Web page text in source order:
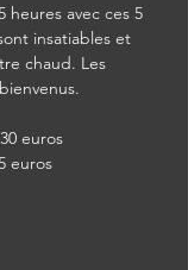
heures avec ces 5
insatiables et
chaud. Les
euros
euros